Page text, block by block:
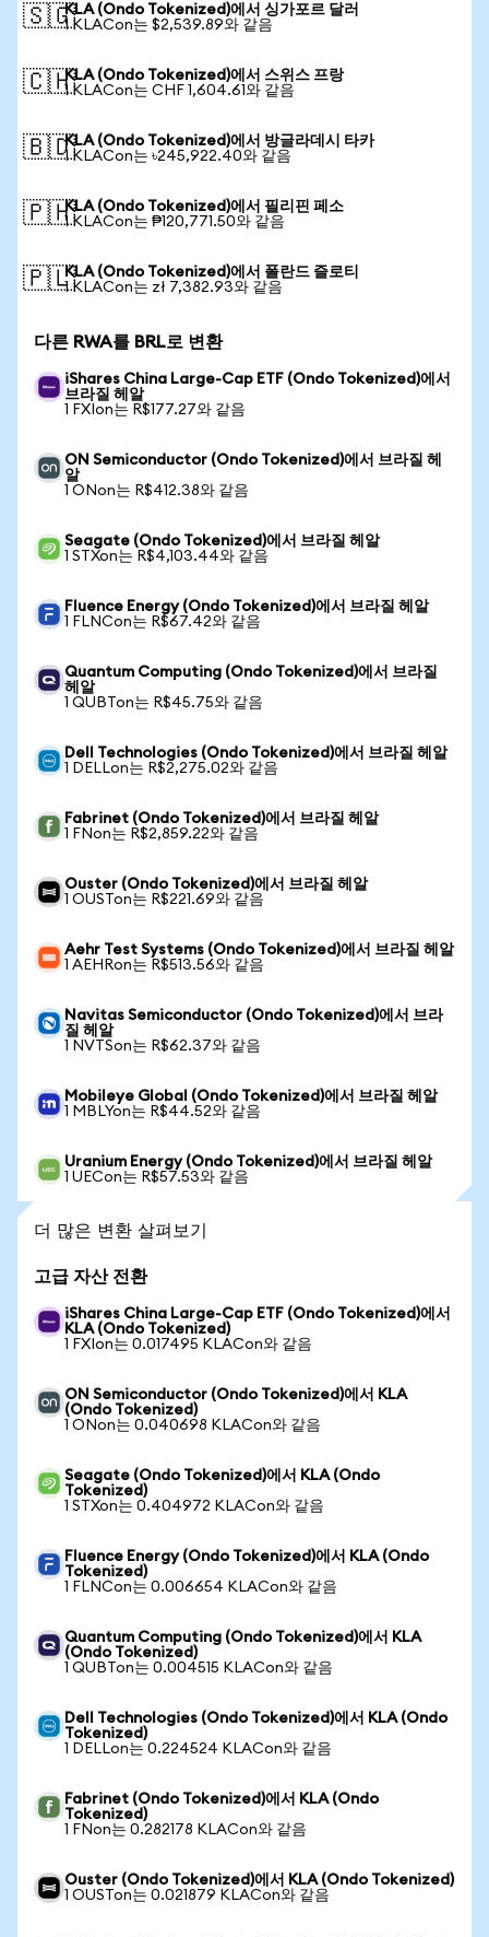
🇸🇬KLA (Ondo Tokenized)에서 싱가포르 달러
1 KLACon는 $2,539.89와 같음
🇨🇭KLA (Ondo Tokenized)에서 스위스 프랑
1 KLACon는 CHF 1,604.61와 같음
🇧🇩KLA (Ondo Tokenized)에서 방글라데시 타카
1 KLACon는 ৳245,922.40와 같음
🇵🇭KLA (Ondo Tokenized)에서 필리핀 페소
1 KLACon는 ₱120,771.50와 같음
🇵🇱KLA (Ondo Tokenized)에서 폴란드 즐로티
1 KLACon는 zł 7,382.93와 같음
다른 RWA를 BRL로 변환
iShares China Large-Cap ETF (Ondo Tokenized)에서
브라질 헤알
1 FXIon는 R$177.27와 같음
ON Semiconductor (Ondo Tokenized)에서 브라질 헤
알
1 ONon는 R$412.38와 같음
Seagate (Ondo Tokenized)에서 브라질 헤알
1 STXon는 R$4,103.44와 같음
Fluence Energy (Ondo Tokenized)에서 브라질 헤알
1 FLNCon는 R$67.42와 같음
Quantum Computing (Ondo Tokenized)에서 브라질
헤알
1 QUBTon는 R$45.75와 같음
Dell Technologies (Ondo Tokenized)에서 브라질 헤알
1 DELLon는 R$2,275.02와 같음
Fabrinet (Ondo Tokenized)에서 브라질 헤알
1 FNon는 R$2,859.22와 같음
Ouster (Ondo Tokenized)에서 브라질 헤알
1 OUSTon는 R$221.69와 같음
Aehr Test Systems (Ondo Tokenized)에서 브라질 헤알
1 AEHRon는 R$513.56와 같음
Navitas Semiconductor (Ondo Tokenized)에서 브라
질 헤알
1 NVTSon는 R$62.37와 같음
Mobileye Global (Ondo Tokenized)에서 브라질 헤알
1 MBLYon는 R$44.52와 같음
Uranium Energy (Ondo Tokenized)에서 브라질 헤알
1 UECon는 R$57.53와 같음
더 많은 변환 살펴보기
고급 자산 전환
iShares China Large-Cap ETF (Ondo Tokenized)에서
KLA (Ondo Tokenized)
1 FXIon는 0.017495 KLACon와 같음
ON Semiconductor (Ondo Tokenized)에서 KLA
(Ondo Tokenized)
1 ONon는 0.040698 KLACon와 같음
Seagate (Ondo Tokenized)에서 KLA (Ondo
Tokenized)
1 STXon는 0.404972 KLACon와 같음
Fluence Energy (Ondo Tokenized)에서 KLA (Ondo
Tokenized)
1 FLNCon는 0.006654 KLACon와 같음
Quantum Computing (Ondo Tokenized)에서 KLA
(Ondo Tokenized)
1 QUBTon는 0.004515 KLACon와 같음
Dell Technologies (Ondo Tokenized)에서 KLA (Ondo
Tokenized)
1 DELLon는 0.224524 KLACon와 같음
Fabrinet (Ondo Tokenized)에서 KLA (Ondo
Tokenized)
1 FNon는 0.282178 KLACon와 같음
Ouster (Ondo Tokenized)에서 KLA (Ondo Tokenized)
1 OUSTon는 0.021879 KLACon와 같음